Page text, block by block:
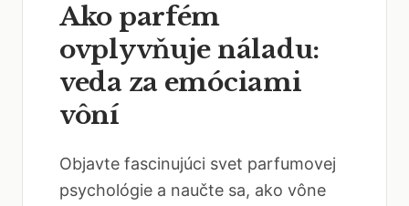
Ako parfém
ovplyvňuje náladu:
veda za emóciami
vôní
Objavte fascinujúci svet parfumovej
psychológie a naučte sa, ako vône